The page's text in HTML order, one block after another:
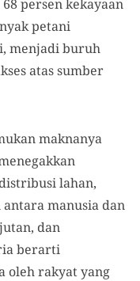
persen kekayaan
petani
menjadi buruh
atas sumber
maknanya
lahan,
manusia dan
dan
berarti
oleh rakyat yang